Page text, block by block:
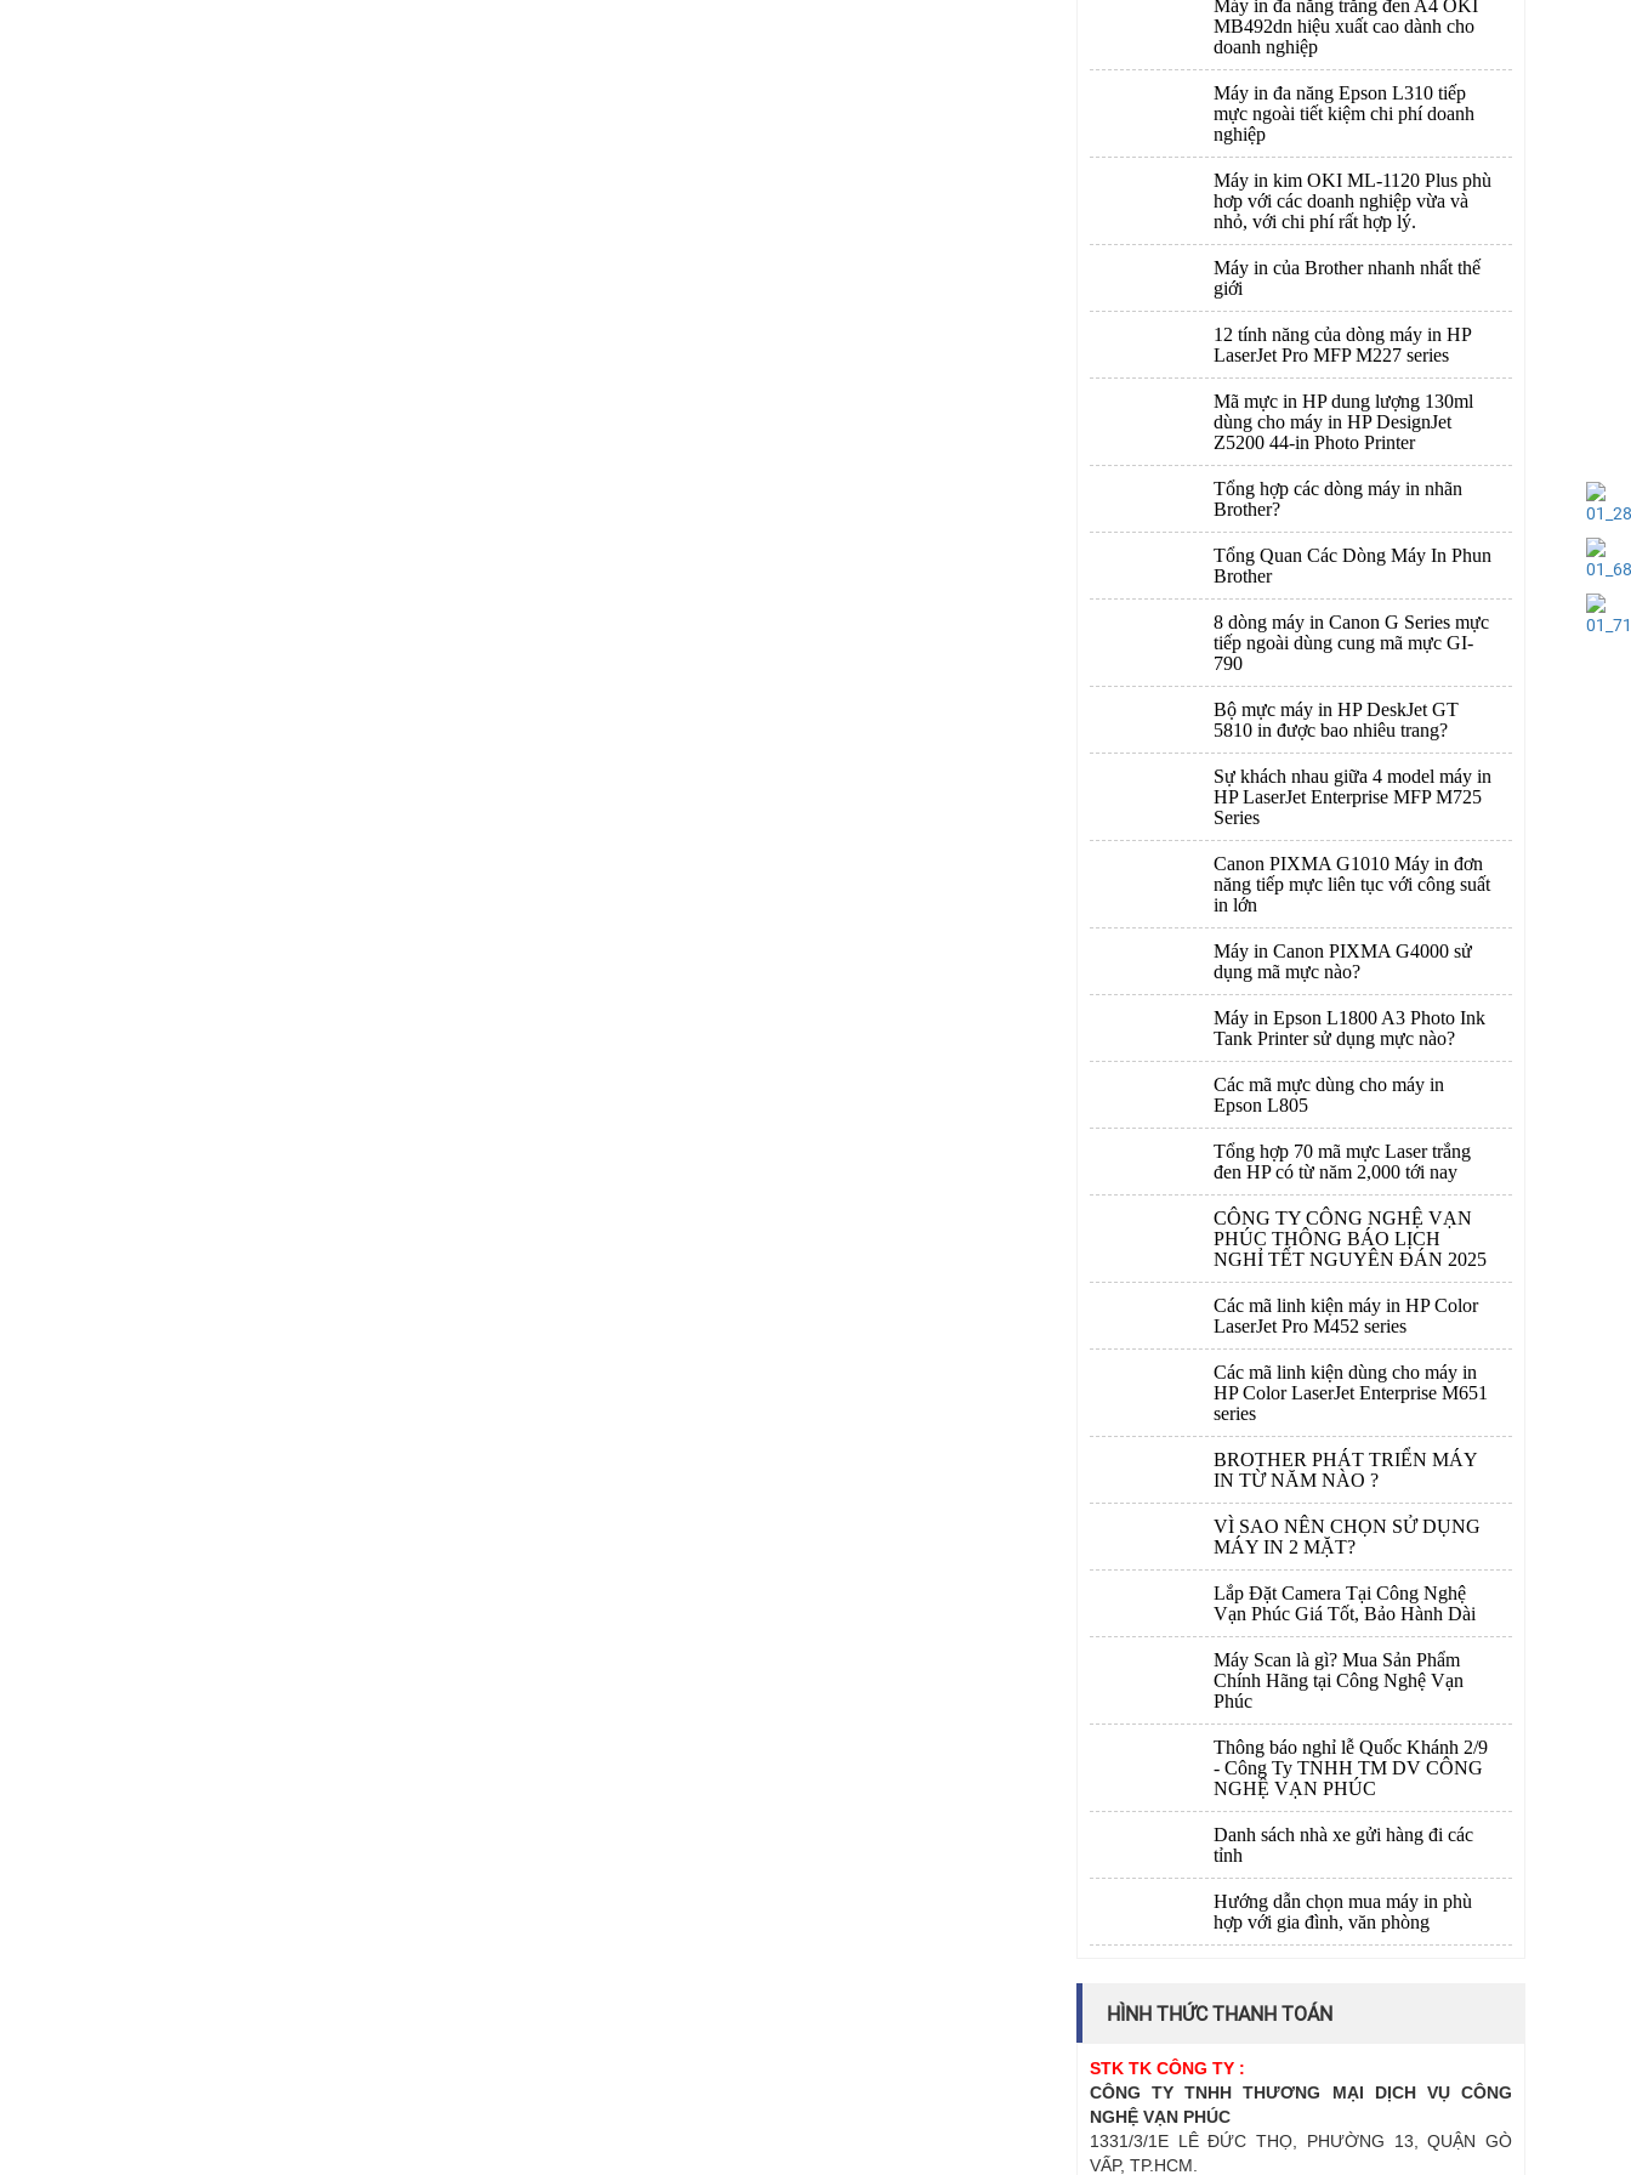
Máy in đa năng trắng đen A4 OKI
MB492dn hiệu xuất cao dành cho
doanh nghiệp
Máy in đa năng Epson L310 tiếp
mực ngoài tiết kiệm chi phí doanh
nghiệp
Máy in kim OKI ML-1120 Plus phù
hơp với các doanh nghiệp vừa và
nhỏ, với chi phí rất hợp lý.
Máy in của Brother nhanh nhất thế
giới
12 tính năng của dòng máy in HP
LaserJet Pro MFP M227 series
Mã mực in HP dung lượng 130ml
dùng cho máy in HP DesignJet
Z5200 44-in Photo Printer
Tổng hợp các dòng máy in nhãn
Brother?
Tổng Quan Các Dòng Máy In Phun
Brother
8 dòng máy in Canon G Series mực
tiếp ngoài dùng cung mã mực GI-
790
Bộ mực máy in HP DeskJet GT
5810 in được bao nhiêu trang?
Sự khách nhau giữa 4 model máy in
HP LaserJet Enterprise MFP M725
Series
Canon PIXMA G1010 Máy in đơn
năng tiếp mực liên tục với công suất
in lớn
Máy in Canon PIXMA G4000 sử
dụng mã mực nào?
Máy in Epson L1800 A3 Photo Ink
Tank Printer sử dụng mực nào?
Các mã mực dùng cho máy in
Epson L805
Tổng hợp 70 mã mực Laser trắng
đen HP có từ năm 2,000 tới nay
CÔNG TY CÔNG NGHỆ VẠN
PHÚC THÔNG BÁO LỊCH
NGHỈ TẾT NGUYÊN ĐÁN 2025
Các mã linh kiện máy in HP Color
LaserJet Pro M452 series
Các mã linh kiện dùng cho máy in
HP Color LaserJet Enterprise M651
series
BROTHER PHÁT TRIỂN MÁY
IN TỪ NĂM NÀO ?
VÌ SAO NÊN CHỌN SỬ DỤNG
MÁY IN 2 MẶT?
Lắp Đặt Camera Tại Công Nghệ
Vạn Phúc Giá Tốt, Bảo Hành Dài
Máy Scan là gì? Mua Sản Phẩm
Chính Hãng tại Công Nghệ Vạn
Phúc
Thông báo nghỉ lễ Quốc Khánh 2/9
- Công Ty TNHH TM DV CÔNG
NGHỆ VẠN PHÚC
Danh sách nhà xe gửi hàng đi các
tỉnh
Hướng dẫn chọn mua máy in phù
hợp với gia đình, văn phòng
HÌNH THỨC THANH TOÁN
STK TK CÔNG TY :
CÔNG TY TNHH THƯƠNG MẠI DỊCH VỤ CÔNG
NGHỆ VẠN PHÚC
1331/3/1E LÊ ĐỨC THỌ, PHƯỜNG 13, QUẬN GÒ
VẤP, TP.HCM.